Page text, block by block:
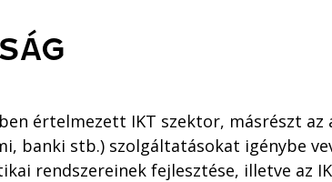
értelmezett IKT szektor, másrészt az
banki stb.) szolgáltatásokat igénybe
rendszereinek fejlesztése, illetve az